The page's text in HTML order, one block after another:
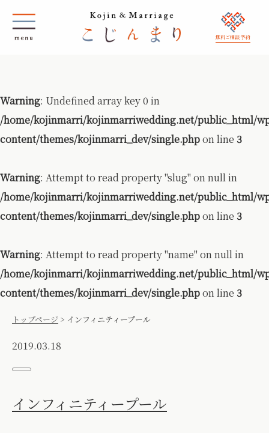
無料ご相談 予約
Warning: Undefined array key 0 in
/home/kojinmarri/kojinmarriwedding.net/public_html/
content/themes/kojinmarri_dev/single.phpon line 3
Warning: Attempt to read property "slug" on null in
/home/kojinmarri/kojinmarriwedding.net/public_html/
content/themes/kojinmarri_dev/single.phpon line 3
Warning: Attempt to read property "name" on null in
/home/kojinmarri/kojinmarriwedding.net/public_html/
content/themes/kojinmarri_dev/single.phpon line 3
トップページ > インフィニティープール
2019.03.18
インフィニティープール